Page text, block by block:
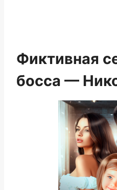
Фиктивная
босса —